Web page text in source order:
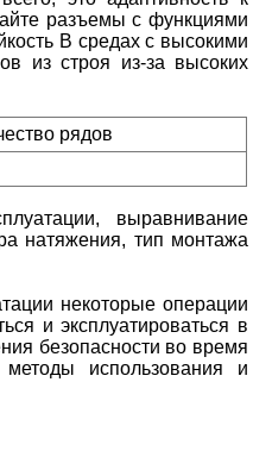
разъемы с функциями
В средах с высокими
из строя из-за высоких
рядов
выравнивание
натяжения, тип монтажа
некоторые операции
и эксплуатироваться в
безопасности во время
использования и